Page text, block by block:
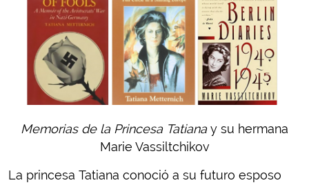
Memorias de la Princesa Tatiana y su hermana
Marie Vassiltchikov
La princesa Tatiana conoció a su futuro esposo